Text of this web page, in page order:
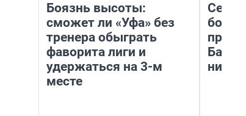
Боязнь высоты:
сможет ли «Уфа» без
тренера обыграть
фаворита лиги и
удержаться на 3-м
месте
них